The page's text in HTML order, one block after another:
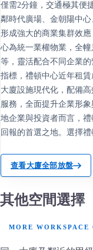
僅需2分鐘，交通極其便
鄰時代廣場、金朝陽中
形成強大的商業集群效
心為統一業權物業，全
等，靈活配合不同企業
指標，禮頓中心近年租
大廈設施現代化，配備
服務，全面提升企業形
地企業與投資者而言，
回報的首選之地。選擇
查看大廈全部放盤
其他空間選擇
MORE WORKSPACE